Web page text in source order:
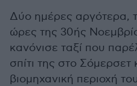
Δύο ημέρες αργότερα,
ώρες της 30ής
κανόνισε ταξί που
σπίτι της στο
βιομηχανική περιοχή